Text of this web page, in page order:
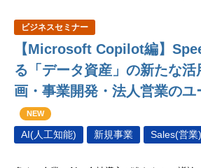
ビジネスセミナー
【Microsoft Copilot編】
る「データ資産」の新たな
画・事業開発・法人営業のユ
NEW
AI(人工知能) 新規事業 Sales(営業)